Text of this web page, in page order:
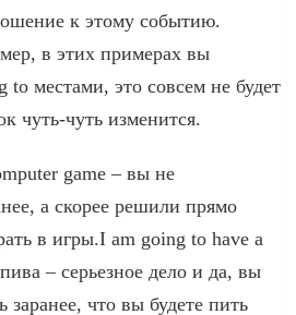
к этому событию.
в этих примерах вы
местами, это совсем не будет
чуть-чуть изменится.
game – вы не
а скорее решили прямо
в игры.I am going to have a
– серьезное дело и да, вы
заранее, что вы будете пить